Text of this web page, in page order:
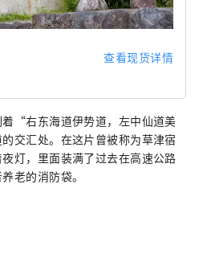
查看现货详情
“右东海道伊势道，左中仙道美
交汇处。在这片曾被称为草津宿
灯，里面装满了过去在高速公路
老的消防袋。